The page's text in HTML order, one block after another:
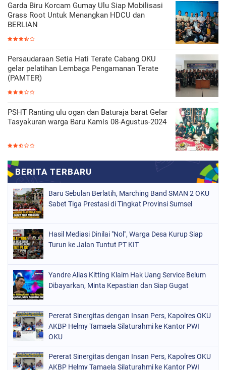
Garda Biru Korcam Gumay Ulu Siap Mobilisasi
Grass Root Untuk Menangkan HDCU dan
BERLIAN
Persaudaraan Setia Hati Terate Cabang OKU
gelar pelatihan Lembaga Pengamanan Terate
(PAMTER)
PSHT Ranting ulu ogan dan Baturaja barat Gelar
Tasyakuran warga Baru Kamis 08-Agustus-2024
Baru Sebulan Berlatih, Marching Band SMAN 2 OKU
Sabet Tiga Prestasi di Tingkat Provinsi Sumsel
Hasil Mediasi Dinilai "Nol", Warga Desa Kurup Siap
Turun ke Jalan Tuntut PT KIT
Yandre Alias Kitting Klaim Hak Uang Service Belum
Dibayarkan, Minta Kepastian dan Siap Gugat
Pererat Sinergitas dengan Insan Pers, Kapolres OKU
AKBP Helmy Tamaela Silaturahmi ke Kantor PWI
OKU
Pererat Sinergitas dengan Insan Pers, Kapolres OKU
AKBP Helmy Tamaela Silaturahmi ke Kantor PWI